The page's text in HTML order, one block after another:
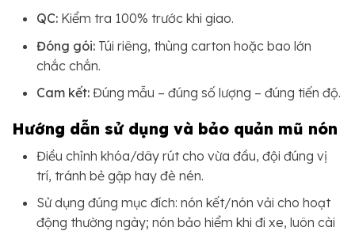
QC:Kiểm tra 100% trước khi giao.
Đóng gói:Túi riêng, thùng carton hoặc bao lớn
chắc chắn.
Cam kết:Đúng mẫu – đúng số lượng – đúng tiến độ.
Hướng dẫn sử dụng và bảo quản mũ nón
Điều chỉnh khóa/dây rút cho vừa đầu, đội đúng vị
trí, tránh bẻ gập hay đè nén.
Sử dụng đúng mục đích: nón kết/nón vải cho hoạt
động thường ngày; nón bảo hiểm khi đi xe, luôn cài